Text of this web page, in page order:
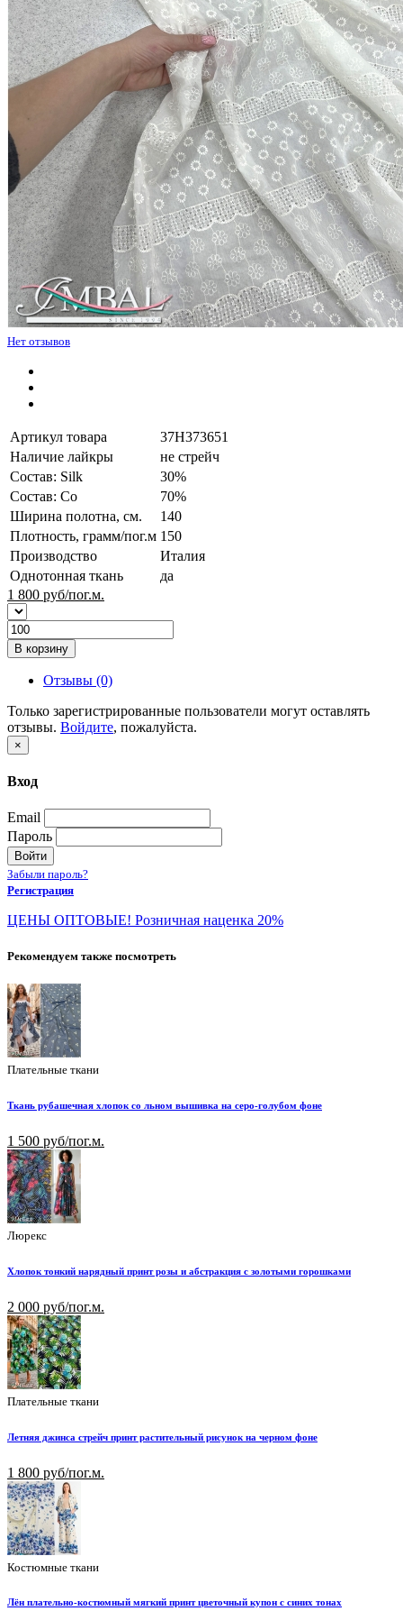
Нет отзывов
Артикул товара
37H373651
Наличие лайкры
не стрейч
Состав: Silk
30%
Состав: Co
70%
Ширина полотна, см.
140
Плотность, грамм/пог.м 150
Производство
Италия
Однотонная ткань
да
1 800 руб/пог.м.
В корзину
Отзывы (0)
Только зарегистрированные пользователи могут оставлять
отзывы. Войдите, пожалуйста.
×
Вход
Email
Пароль
Войти
Забыли пароль?
Регистрация
ЦЕНЫ ОПТОВЫЕ! Розничная наценка 20%
Рекомендуем также посмотреть
Плательные ткани
Ткань рубашечная хлопок со льном вышивка на серо-голубом фоне
1 500 руб/пог.м.
Люрекс
Хлопок тонкий нарядный принт розы и абстракция с золотыми горошками
2 000 руб/пог.м.
Плательные ткани
Летняя джинса стрейч принт растительный рисунок на черном фоне
1 800 руб/пог.м.
Костюмные ткани
Лён плательно-костюмный мягкий принт цветочный купон с синих тонах